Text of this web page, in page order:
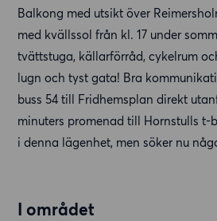
Balkong med utsikt över
med kvällssol från kl. 17 under
tvättstuga, källarförråd, cykelrum
lugn och tyst gata! Bra
buss 54 till Fridhemsplan direkt
minuters promenad till Hornstulls t-
i denna lägenhet, men söker nu
I området